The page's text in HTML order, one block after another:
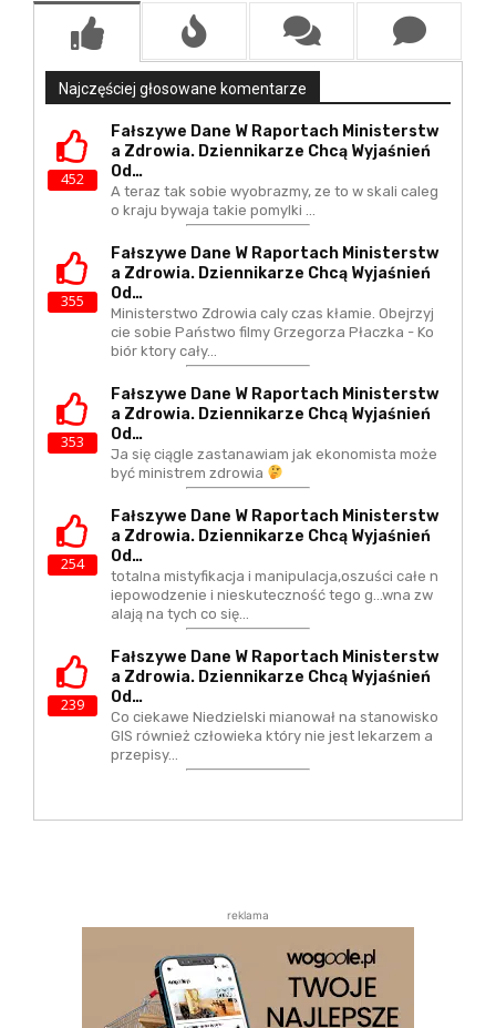
Najczęściej głosowane komentarze
452
Fałszywe Dane W Raportach Ministerstw
A Zdrowia. Dziennikarze Chcą Wyjaśnień
Od…
A teraz tak sobie wyobrazmy, ze to w skali caleg
o kraju bywaja takie pomylki ...
355
Fałszywe Dane W Raportach Ministerstw
A Zdrowia. Dziennikarze Chcą Wyjaśnień
Od…
Ministerstwo Zdrowia caly czas kłamie. Obejrzyj
cie sobie Państwo filmy Grzegorza Płaczka - Ko
biór ktory cały…
353
Fałszywe Dane W Raportach Ministerstw
A Zdrowia. Dziennikarze Chcą Wyjaśnień
Od…
Ja się ciągle zastanawiam jak ekonomista może
być ministrem zdrowia
254
Fałszywe Dane W Raportach Ministerstw
A Zdrowia. Dziennikarze Chcą Wyjaśnień
Od…
totalna mistyfikacja i manipulacja,oszuści całe n
iepowodzenie i nieskuteczność tego g...wna zw
alają na tych co się…
239
Fałszywe Dane W Raportach Ministerstw
A Zdrowia. Dziennikarze Chcą Wyjaśnień
Od…
Co ciekawe Niedzielski mianował na stanowisko
GIS również człowieka który nie jest lekarzem a
przepisy…
reklama